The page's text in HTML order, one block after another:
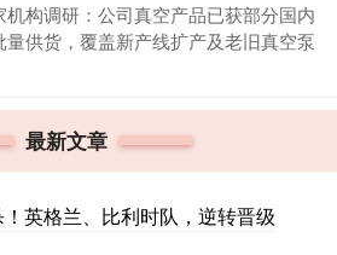
构调研：公司真空产品已获部分国内
供货，覆盖新产线扩产及老旧真空泵
最新文章
英格兰、比利时队，逆转晋级